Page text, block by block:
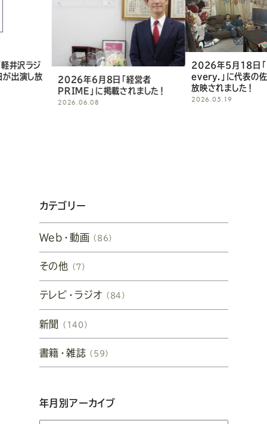
経営者
2026年5月18日「news
every.」に代表の佐田が出演し
放映されました！
2026.05.19
2026年5月18
every.」に代表
します！
2026.05.18
カテゴリー
Web・動画 （86）
その他 （7）
テレビ・ラジオ （84）
新聞 （140）
書籍・雑誌 （59）
年月別アーカイブ